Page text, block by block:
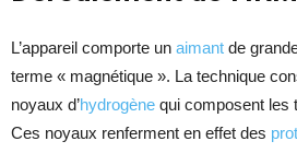
L’appareil comporte un aimant de
terme « magnétique ». La technique
noyaux d’hydrogène qui composent les
Ces noyaux renferment en effet des